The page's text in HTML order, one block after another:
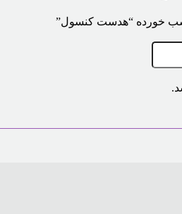
خورده “هدست کنسول”